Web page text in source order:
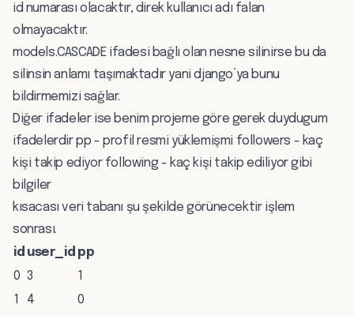
id numarası olacaktır, direk kullanıcı adı falan
olmayacaktır.
models.CASCADE ifadesi bağlı olan nesne silinirse bu da
silinsin anlamı taşımaktadır yani django’ya bunu
bildirmemizi sağlar.
Diğer ifadeler ise benim projeme göre gerek duydugum
ifadelerdir pp - profil resmi yüklemişmi followers - kaç
kişi takip ediyor following - kaç kişi takip ediliyor gibi
bilgiler
kısacası veri tabanı şu şekilde görünecektir işlem
sonrası.
id user_id pp
0 3
1
1
4
0